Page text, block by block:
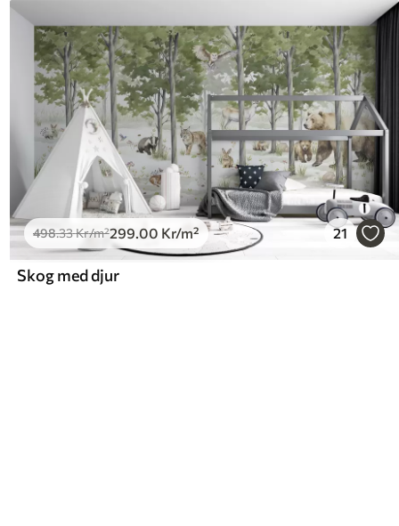
498.33Kr/m²299 .00 Kr/m² 21
Skog med djur